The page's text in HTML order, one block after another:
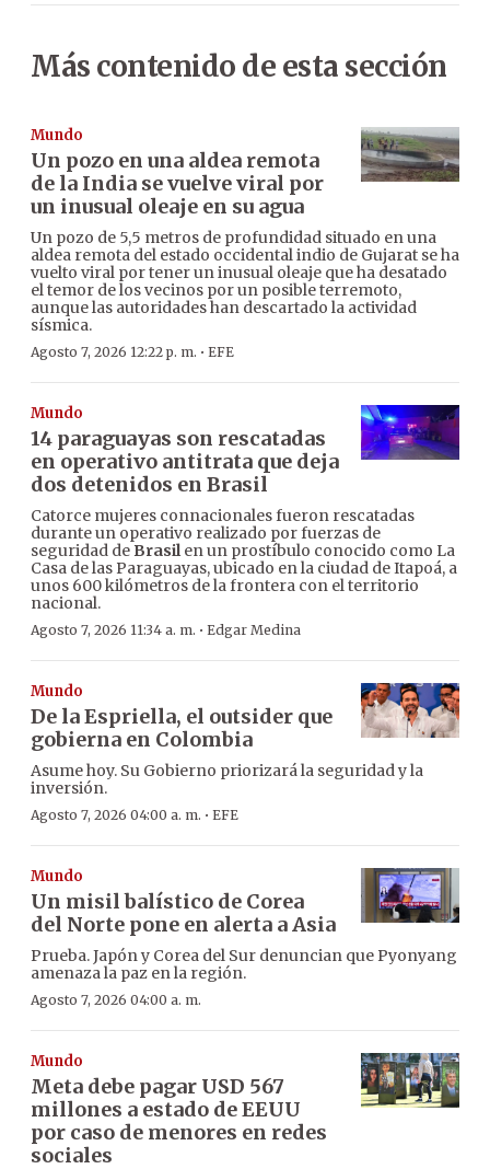
Más contenido de esta sección
Mundo
Un pozo en una aldea remota
de la India se vuelve viral por
un inusual oleaje en su agua
Un pozo de 5,5 metros de profundidad situado en una
aldea remota del estado occidental indio de Gujarat se ha
vuelto viral por tener un inusual oleaje que ha desatado
el temor de los vecinos por un posible terremoto,
aunque las autoridades han descartado la actividad
sísmica.
Agosto 7, 2026 12:22 p. m. · EFE
Mundo
14 paraguayas son rescatadas
en operativo antitrata que deja
dos detenidos en Brasil
Catorce mujeres connacionales fueron rescatadas
durante un operativo realizado por fuerzas de
seguridad de Brasilen un prostíbulo conocido como La
Casa de las Paraguayas, ubicado en la ciudad de Itapoá, a
unos 600 kilómetros de la frontera con el territorio
nacional.
Agosto 7, 2026 11:34 a. m. · Edgar Medina
Mundo
De la Espriella, el outsider que
gobierna en Colombia
Asume hoy. Su Gobierno priorizará la seguridad y la
inversión.
Agosto 7, 2026 04:00 a. m. · EFE
Mundo
Un misil balístico de Corea
del Norte pone en alerta a Asia
Prueba. Japón y Corea del Sur denuncian que Pyonyang
amenaza la paz en la región.
Agosto 7, 2026 04:00 a. m.
Mundo
Meta debe pagar USD 567
millones a estado de EEUU
por caso de menores en redes
sociales